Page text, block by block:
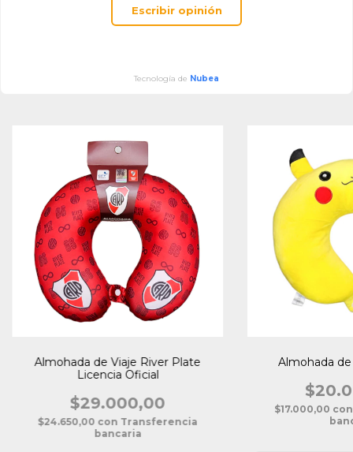
Escribir opinión
Tecnología de Nubea
Almohada de Viaje River Plate
Licencia Oficial
$29.000,00
$24.650,00 con Transferencia
bancaria
Almohada
$17.000,00 con